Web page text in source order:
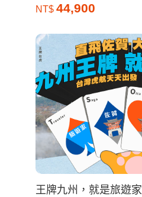
NT$ 44,900
王牌九州，就是旅遊家